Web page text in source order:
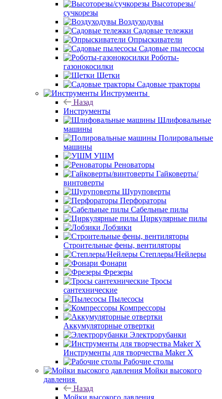
Высоторезы/
сучкорезы
Воздуходувы
Садовые тележки
Опрыскиватели
Садовые пылесосы
Роботы-
газонокосилки
Щетки
Садовые тракторы
Инструменты
Назад
Инструменты
Шлифовальные
машины
Полировальные
машины
УШМ
Реноваторы
Гайковерты/
винтоверты
Шуруповерты
Перфораторы
Сабельные пилы
Циркулярные пилы
Лобзики
Строительные фены, вентиляторы
Степлеры/Нейлеры
Фонари
Фрезеры
Тросы
сантехнические
Пылесосы
Компрессоры
Аккумуляторные отвертки
Электрорубанки
Инструменты для творчества Maker X
Рабочие столы
Мойки высокого
давления
Назад
Мойки высокого давления